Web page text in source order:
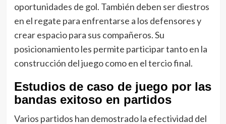
oportunidades de gol. También deben ser diestros
en el regate para enfrentarse a los defensores y
crear espacio para sus compañeros. Su
posicionamiento les permite participar tanto en la
construcción del juego como en el tercio final.
Estudios de caso de juego por las
bandas exitoso en partidos
Varios partidos han demostrado la efectividad del